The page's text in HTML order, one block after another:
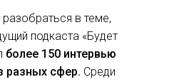
в теме,
подкаста «‎Будет
более 150 интервью
разных сфер. Среди